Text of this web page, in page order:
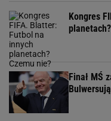
Kongres
Finał MŚ